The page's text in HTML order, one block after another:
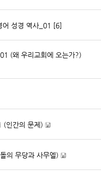
어 성경 역사_01 [6]
(왜 우리교회에 오는가?)
(인간의 문제)
[
일
의 무당과 사무엘)
[